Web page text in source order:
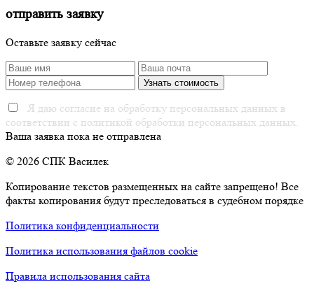
отправить заявку
Оставьте заявку сейчас
Я даю согласие на обработку персональных данных в
соответствии с политикой обработки персональных данных.
Ваша заявка пока не отправлена
© 2026 СПК Василек
Копирование текстов размещенных на сайте запрещено! Все
факты копирования будут преследоваться в судебном порядке
Политика конфиденциальности
Политика использования файлов cookie
Правила использования сайта